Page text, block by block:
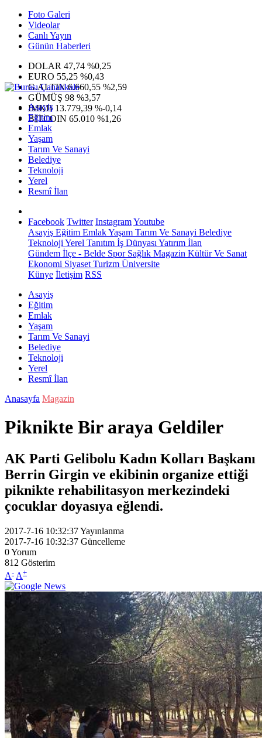
Foto Galeri
Videolar
Canlı Yayın
Günün Haberleri
DOLAR 47,74 %0,25
EURO 55,25 %0,43
G.ALTIN6.660,55 %2,59
GÜMÜŞ 98 %3,57
IMKB 13.779,39 %-0,14
BITCOIN 65.010 %1,26
Asayiş
Eğitim
Emlak
Yaşam
Tarım Ve Sanayi
Belediye
Teknoloji
Yerel
Resmî İlan
Facebook Twitter InstagramYoutube
Asayiş Eğitim EmlakYaşam Tarım Ve Sanayi Belediye
Teknoloji Yerel Tanıtım İş Dünyası Yatırım İlan
Gündem İlçe - Belde SporSağlık Magazin Kültür Ve Sanat
Ekonomi Siyaset Turizm Üniversite
Künye İletişim RSS
Asayiş
Eğitim
Emlak
Yaşam
Tarım Ve Sanayi
Belediye
Teknoloji
Yerel
Resmî İlan
Anasayfa Magazin
Piknikte Bir araya Geldiler
AK Parti Gelibolu Kadın Kolları Başkanı
Berrin Girgin ve ekibinin organize ettiği
piknikte rehabilitasyon merkezindeki
çocuklar doyasıya eğlendi.
2017-7-16 10:32:37Yayınlanma
2017-7-16 10:32:37 Güncelleme
0Yorum
812 Gösterim
A- A+